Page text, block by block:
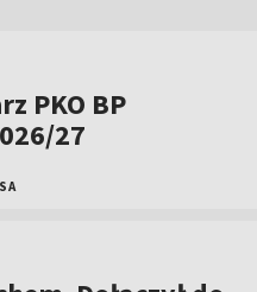
PKO BP
27